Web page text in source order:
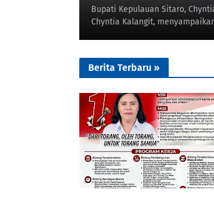
Bupati Kepulauan Sitaro,
Chyntia Kalangit,
Berita Terbaru »